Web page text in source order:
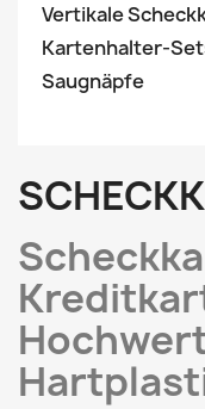
Vertikale
Kartenhalter-
Saugnäpfe